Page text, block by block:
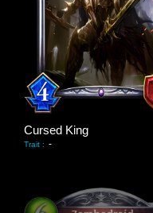
Cursed King
Trait : -